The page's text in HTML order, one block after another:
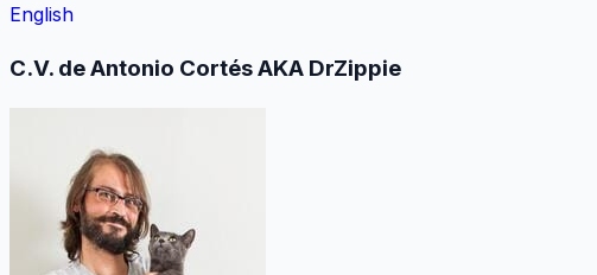
English
C.V. de Antonio Cortés AKA DrZippie